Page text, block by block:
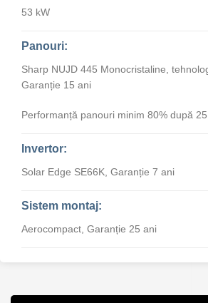
53 kW
Panouri:
Sharp NUJD 445 Monocristaline,
Garanție 15 ani
Performanță panouri minim 80% după
Invertor:
Solar Edge SE66K, Garanție 7 ani
Sistem montaj:
Aerocompact, Garanție 25 ani